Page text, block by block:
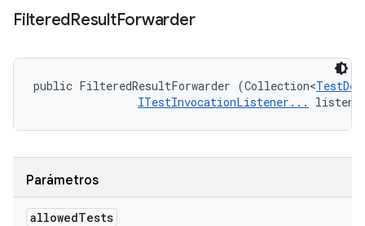
FilteredResultForwarder
public FilteredResultForwarder (Collection<
ITestInvocationListener...
Parámetros
allowedTests